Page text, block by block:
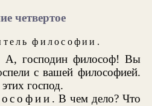
четвертое
философии .
А, господин философ! Вы
с вашей философией.
господ.
. В чем дело? Что